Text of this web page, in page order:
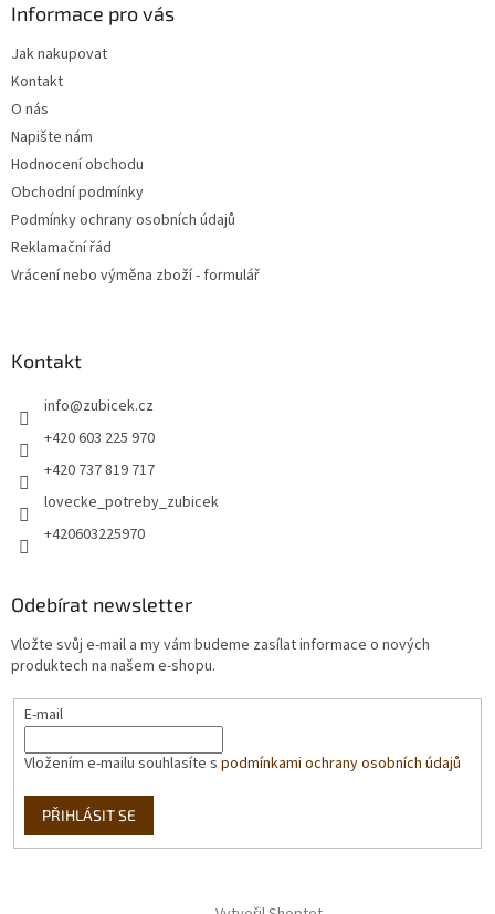
Informace pro vás
Jak nakupovat
Kontakt
O nás
Napište nám
Hodnocení obchodu
Obchodní podmínky
Podmínky ochrany osobních údajů
Reklamační řád
Vrácení nebo výměna zboží - formulář
Kontakt
info@zubicek.cz
+420 603 225 970
+420 737 819 717
lovecke_potreby_zubicek
+420603225970
Odebírat newsletter
Vložte svůj e-mail a my vám budeme zasílat informace o nových
produktech na našem e-shopu.
E-mail
Vložením e-mailu souhlasíte s podmínkami ochrany osobních údajů
PŘIHLÁSIT SE